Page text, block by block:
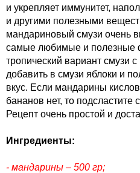
и укрепляет иммунитет,
и другими полезными
мандариновый смузи очень
самые любимые и полезные
тропический вариант смузи
добавить в смузи яблоки и
вкус. Если мандарины
бананов нет, то подсластите
Рецепт очень простой и
Ингредиенты:
- мандарины – 500 гр;